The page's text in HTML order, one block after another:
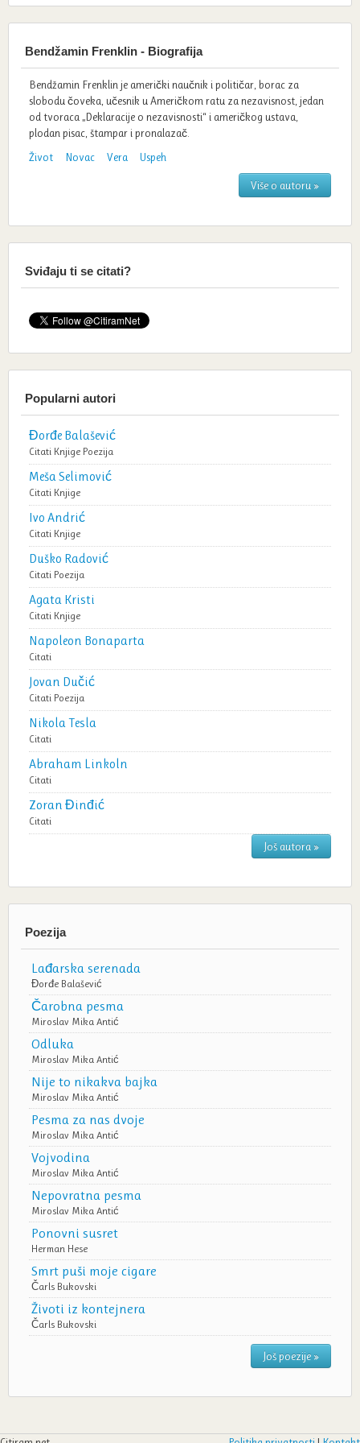
Bendžamin Frenklin - Biografija
Bendžamin Frenklin je američki naučnik i političar, borac za
slobodu čoveka, učesnik u Američkom ratu za nezavisnost, jedan
od tvoraca „Deklaracije o nezavisnosti“ i američkog ustava,
plodan pisac, štampar i pronalazač.
Život
Novac Vera Uspeh
Više o autoru »
Sviđaju ti se citati?
Popularni autori
Đorđe Balašević
Citati Knjige Poezija
Meša Selimović
Citati Knjige
Ivo Andrić
Citati Knjige
Duško Radović
Citati Poezija
Agata Kristi
Citati Knjige
Napoleon Bonaparta
Citati
Jovan Dučić
Citati Poezija
Nikola Tesla
Citati
Abraham Linkoln
Citati
Zoran Đinđić
Citati
Još autora »
Poezija
Lađarska serenada
Đorđe Balašević
Čarobna pesma
Miroslav Mika Antić
Odluka
Miroslav Mika Antić
Nije to nikakva bajka
Miroslav Mika Antić
Pesma za nas dvoje
Miroslav Mika Antić
Vojvodina
Miroslav Mika Antić
Nepovratna pesma
Miroslav Mika Antić
Ponovni susret
Herman Hese
Smrt puši moje cigare
Čarls Bukovski
Životi iz kontejnera
Čarls Bukovski
Još poezije »